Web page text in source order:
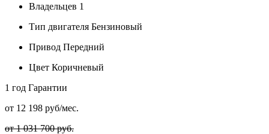
Владельцев 1
Тип двигателя Бензиновый
Привод Передний
Цвет Коричневый
1 год Гарантии
от 12 198 руб/мес.
от 1 031 700 руб.